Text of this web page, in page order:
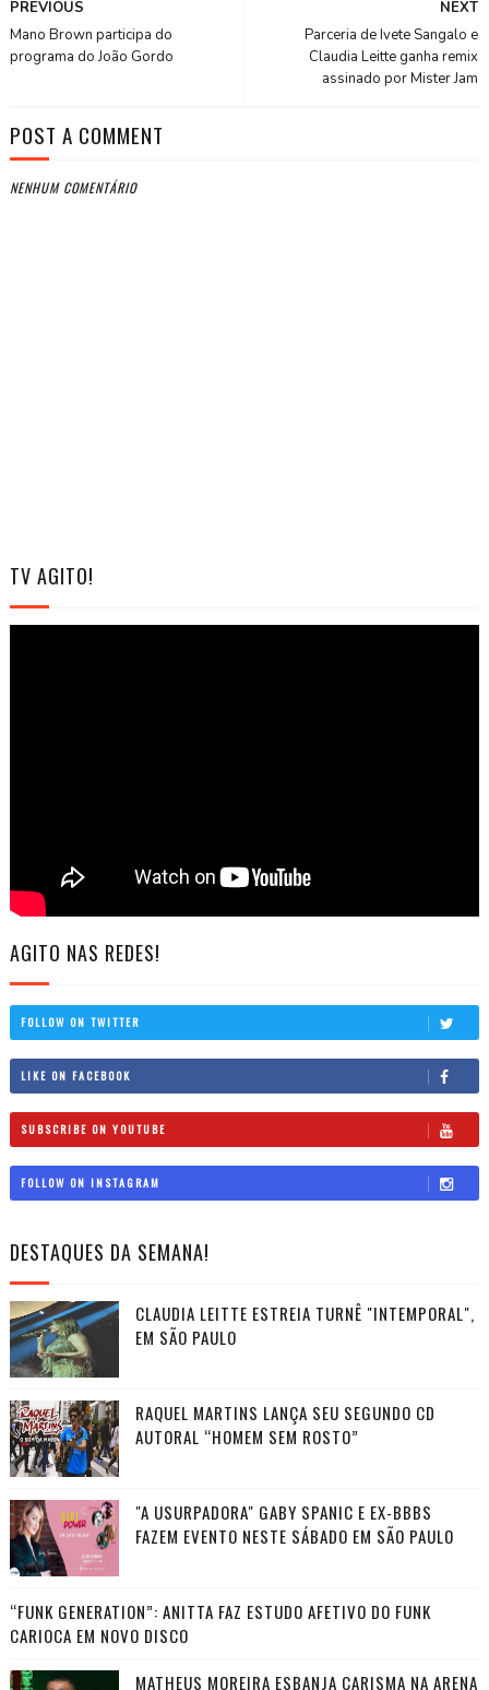
NEXT
Parceria de Ivete Sangalo e
Claudia Leitte ganha remix
assinado por Mister Jam
PREVIOUS
Mano Brown participa do
programa do João Gordo
POST A COMMENT
NENHUM COMENTÁRIO
TV AGITO!
AGITO NAS REDES!
FOLLOW ON TWITTER
LIKE ON FACEBOOK
SUBSCRIBE ON YOUTUBE
FOLLOW ON INSTAGRAM
DESTAQUES DA SEMANA!
CLAUDIA LEITTE ESTREIA TURNÊ "INTEMPORAL",
EM SÃO PAULO
RAQUEL MARTINS LANÇA SEU SEGUNDO CD
AUTORAL “HOMEM SEM ROSTO”
"A USURPADORA" GABY SPANIC E EX-BBBS
FAZEM EVENTO NESTE SÁBADO EM SÃO PAULO
“FUNK GENERATION”: ANITTA FAZ ESTUDO AFETIVO DO FUNK
CARIOCA EM NOVO DISCO
MATHEUS MOREIRA ESBANJA CARISMA NA ARENA